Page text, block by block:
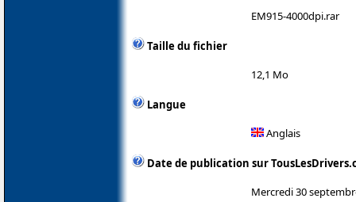
EM915-4000dpi.rar
Taille du fichier
12,1 Mo
Langue
Anglais
Date de publication sur
Mercredi 30